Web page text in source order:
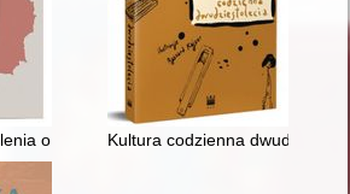
o rzeczywistości politycznej
Kultura codzienna